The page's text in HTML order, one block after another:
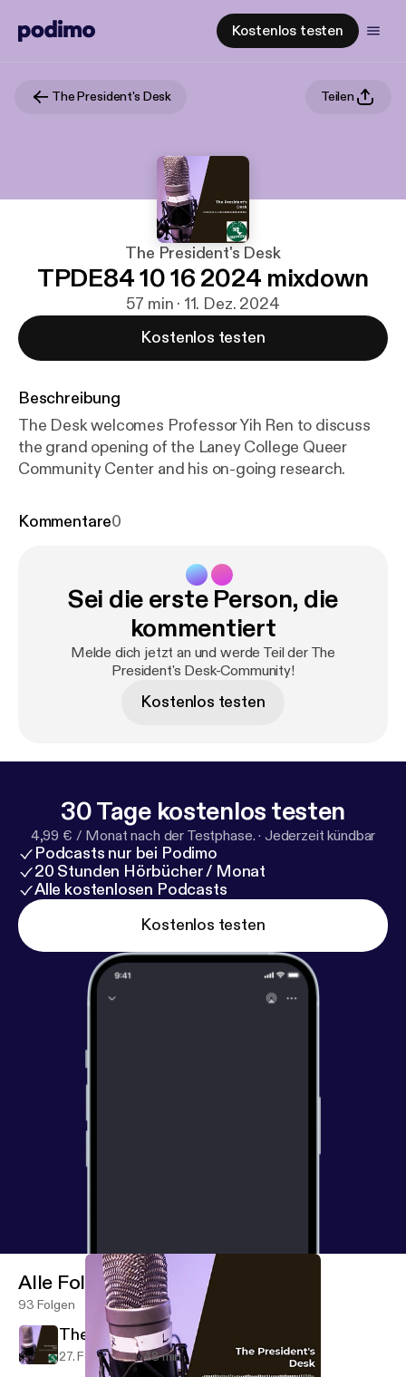
Kostenlos testen
The President's Desk Teilen
The President's Desk
TPDE84 10 16 2024 mixdown
57 min · 11. Dez. 2024
Kostenlos testen
Beschreibung
The Desk welcomes Professor Yih Ren to discuss
the grand opening of the Laney College Queer
Community Center and his on-going research.
Kommentare0
Sei die erste Person, die
kommentiert
Melde dich jetzt an und werde Teil der The
President's Desk-Community!
Kostenlos testen
30 Tage kostenlos testen
4,99 € / Monat nach der Testphase. · Jederzeit kündbar
Podcasts nur bei Podimo
20 Stunden Hörbücher / Monat
Alle kostenlosen Podcasts
Kostenlos testen
Alle Folgen
93 Folgen
The President's Desk Episode 88
27. Feb. 2025 48 min